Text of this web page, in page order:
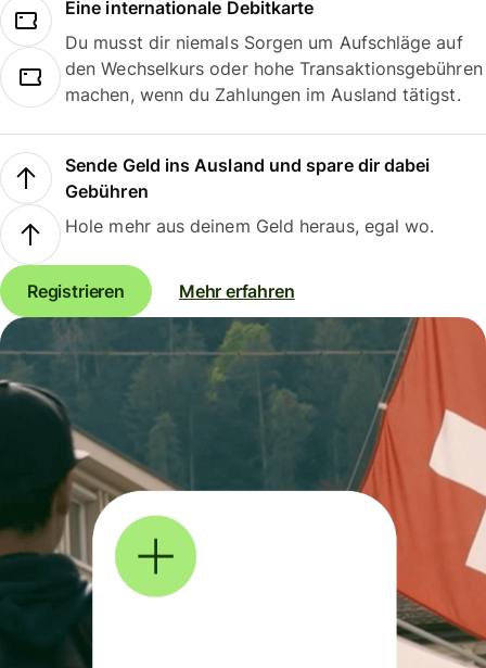
Eine internationale Debitkarte
Du musst dir niemals Sorgen um Aufschläge auf
den Wechselkurs oder hohe Transaktionsgebühren
machen, wenn du Zahlungen im Ausland tätigst.
Sende Geld ins Ausland und spare dir dabei
Gebühren
Hole mehr aus deinem Geld heraus, egal wo.
Registrieren Mehr erfahren